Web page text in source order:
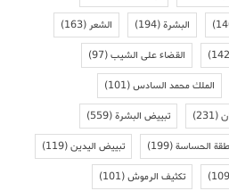
البشرة(194) الشعر(163)
القضاء على الشيب(97)
الملك محمد السادس(101)
(231) تبييض البشرة(559)
الحساسة(199) تبييض اليدين(119)
تكثيف الرموش(101)